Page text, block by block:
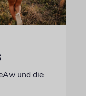
und die